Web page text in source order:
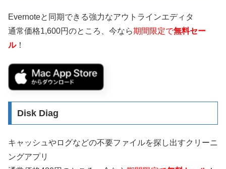
Evernoteと同期できる強力なアウトラインエディタ
通常価格1,600円のところ、今なら期間限定で無料セー
ル！
Disk Diag
キャッシュやログなどの不要ファイルを探し出すクリーニ
ングアプリ